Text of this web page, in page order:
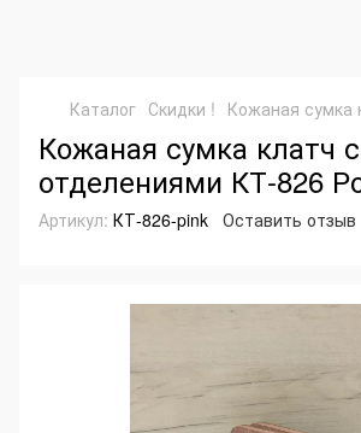
Каталог Скидки ! Кожаная сумка
Кожаная сумка клатч
отделениями КТ-826
Артикул: КТ-826-pink Оставить отзыв